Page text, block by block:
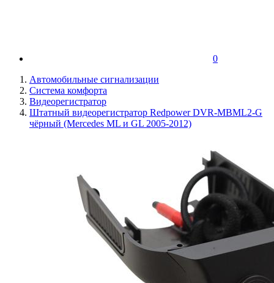
0
Автомобильные сигнализации
Система комфорта
Видеорегистратор
Штатный видеорегистратор Redpower DVR-MBML2-G
чёрный (Mercedes ML и GL 2005-2012)